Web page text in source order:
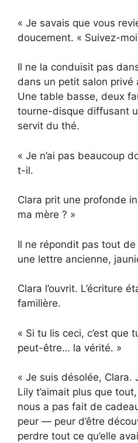
« Je savais que vous
doucement. « Suivez-
Il ne la conduisit pas
dans un petit salon privé
Une table basse, deux
tourne-disque diffusant
servit du thé.
« Je n’ai pas beaucoup
t-il.
Clara prit une profonde
ma mère ? »
Il ne répondit pas tout
une lettre ancienne,
Clara l’ouvrit. L’écriture
familière.
« Si tu lis ceci, c’est que
peut-être… la vérité. »
« Je suis désolée, Clara.
Lily t’aimait plus que
nous a pas fait de
peur — peur d’être
perdre tout ce qu’elle